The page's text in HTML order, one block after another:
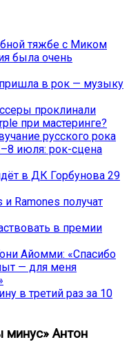
тяжбе с Миком
была очень
в рок — музыку
проклинали
при мастеринге?
русского рока
июля: рок-сцена
в ДК Горбунова 29
и Ramones получат
в премии
Айомми: «Спасибо
— для меня
в третий раз за 10
минус» Антон